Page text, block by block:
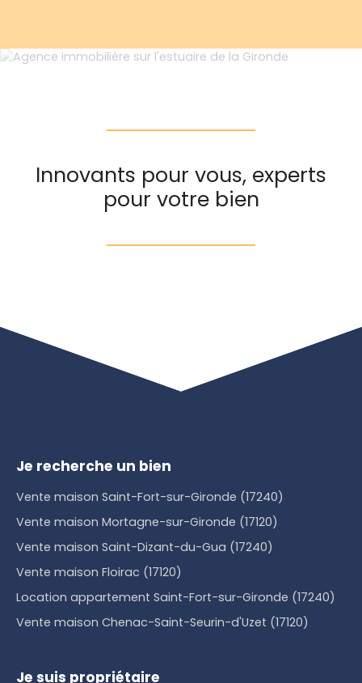
Innovants pour vous, experts
pour votre bien
Je recherche un bien
Vente maison Saint-Fort-sur-Gironde (17240)
Vente maison Mortagne-sur-Gironde (17120)
Vente maison Saint-Dizant-du-Gua (17240)
Vente maison Floirac (17120)
Location appartement Saint-Fort-sur-Gironde (17240)
Vente maison Chenac-Saint-Seurin-d'Uzet (17120)
Je suis propriétaire